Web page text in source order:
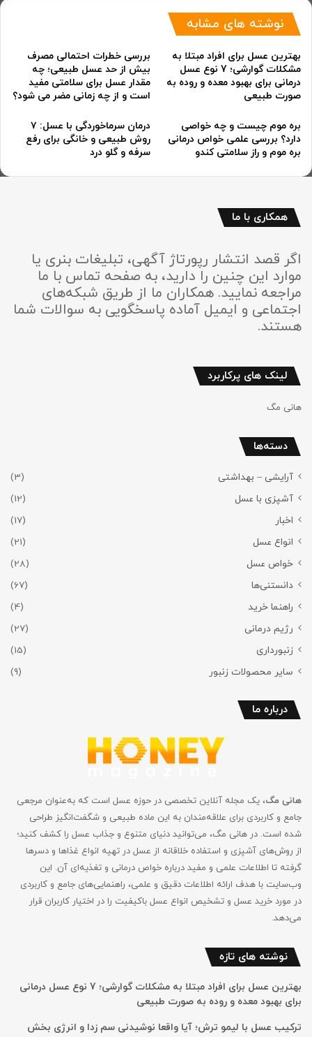
نوشته های مشابه
بهترین عسل برای افراد مبتلا به
مشکلات گوارشی؛ 7 نوع عسل
درمانی برای بهبود معده و روده به
صورت طبیعی
بررسی خطرات احتمالی مصرف
بیش از حد عسل طبیعی؛ چه
مقدار عسل برای سلامتی مفید
است و از چه زمانی مضر می شود؟
بره موم چیست و چه خواصی
دارد؟ بررسی علمی خواص درمانی
بره موم و راز سلامتی کندو
درمان سرماخوردگی با عسل: ۷
روش طبیعی و خانگی برای رفع
سرفه و گلو درد
همکاری با ما
اگر قصد انتشار رپورتاژ آگهی، تبلیغات بنری یا
موارد این چنین را دارید، به صفحه تماس با ما
مراجعه نمایید. همکاران ما از طریق شبکه‌های
اجتماعی و ایمیل آماده پاسخگویی به سوالات شما
هستند.
لینک های پرکاربرد
هانی مگ
دسته‌ها
آرایشی – بهداشتی
(3)
آشپزی با عسل
(12)
اخبار
(17)
انواع عسل
(21)
خواص عسل
(28)
دانستنی‌ها
(67)
راهنما خرید
(4)
رژیم درمانی
(27)
زنبورداری
(15)
سایر محصولات زنبور
(9)
درباره ما
هانی مگ، یک مجله آنلاین تخصصی در حوزه عسل است که به‌عنوان مرجعی
جامع و کاربردی برای علاقه‌مندان به این ماده طبیعی و شگفت‌انگیز طراحی
شده است. در هانی مگ، می‌توانید دنیای متنوع و جذاب عسل را کشف کنید؛
از روش‌های آشپزی و استفاده خلاقانه از عسل در تهیه انواع غذاها و دسرها
گرفته تا اطلاعات علمی و مفید درباره خواص درمانی و تغذیه‌ای آن. این
وب‌سایت با هدف ارائه اطلاعات دقیق و علمی، راهنمایی‌های جامع‌ و کاربردی
در مورد خرید عسل و تشخیص انواع عسل باکیفیت را در اختیار کاربران قرار
می‌دهد.
نوشته های تازه
بهترین عسل برای افراد مبتلا به مشکلات گوارشی؛ 7 نوع عسل درمانی
برای بهبود معده و روده به صورت طبیعی
ترکیب عسل با لیمو ترش؛ آیا واقعا نوشیدنی سم زدا و انرژی بخش